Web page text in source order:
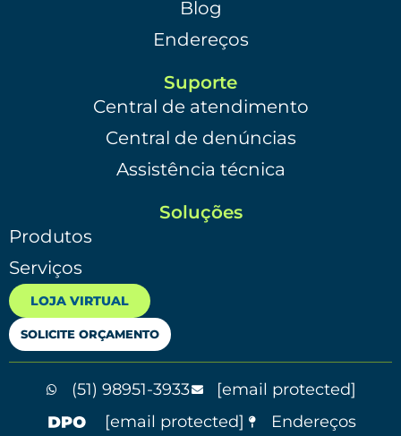
Blog
Endereços
Suporte
Central de atendimento
Central de denúncias
Assistência técnica
Soluções
Produtos
Serviços
LOJA VIRTUAL
SOLICITE ORÇAMENTO
(51) 98951-3933
[email protected]
[email protected]
Endereços